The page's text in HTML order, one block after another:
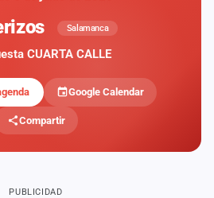
Salamanca
CUARTA CALLE
Google Calendar
Compartir
PUBLICIDAD